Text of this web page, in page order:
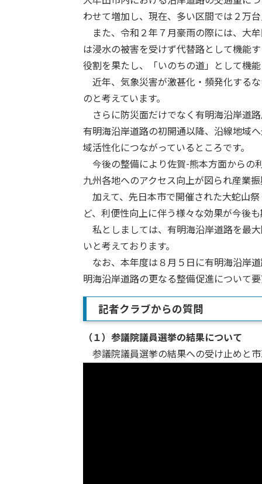
わせて増加し、現在、多い区間では２万
また、令和２年７月豪雨の際には、大
は浸水の被害を受けず代替路として機能
役割を果たし、「いのちの道」として機
近年、気象災害が激甚化・頻発化する
のと考えています。
さらに防災面だけでなく有明海沿岸道
有明海沿岸道路の初開通以降、沿線地域
域活性化につながっているところです。
今後の整備により佐賀-熊本方面からの
九州各地へのアクセス向上が図られ産業
加えて、先日本市で開催された大蛇山
ど、利便性向上に伴う様々な効果が今後
私としましては、有明海沿岸道路を最
いと考えております。
なお、本年度は８月５日に有明海沿岸
明海沿岸道路の更なる整備促進について
記者クラブからの質問
（１） 参議院議員選挙の結果について
参議院議員選挙の結果への受け止めと